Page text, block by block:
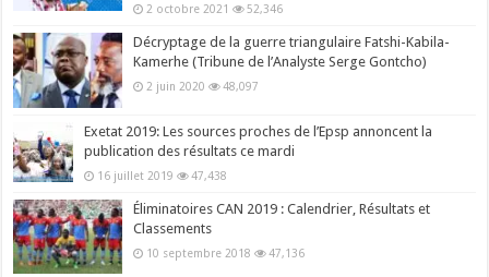
2 octobre 2021 52,346
Décryptage de la guerre triangulaire Fatshi-Kabila-
Kamerhe (Tribune de l’Analyste Serge Gontcho)
2 juin 2020 48,097
Exetat 2019: Les sources proches de l’Epsp annoncent la
publication des résultats ce mardi
16 juillet 2019 47,438
Éliminatoires CAN 2019 : Calendrier, Résultats et
Classements
10 septembre 2018 47,136